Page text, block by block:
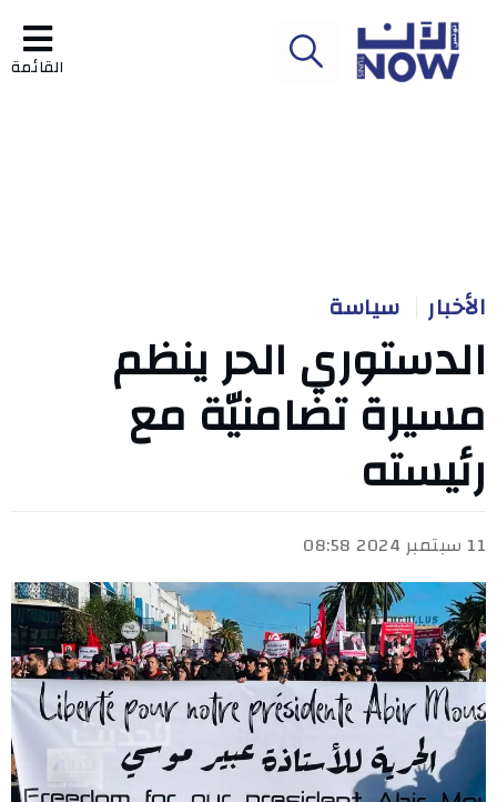
القائمة
الأخبار سياسة
الدستوري الحر ينظم
مسيرة تضامنيّة مع
رئيسته
11 سبتمبر 2024 08:58